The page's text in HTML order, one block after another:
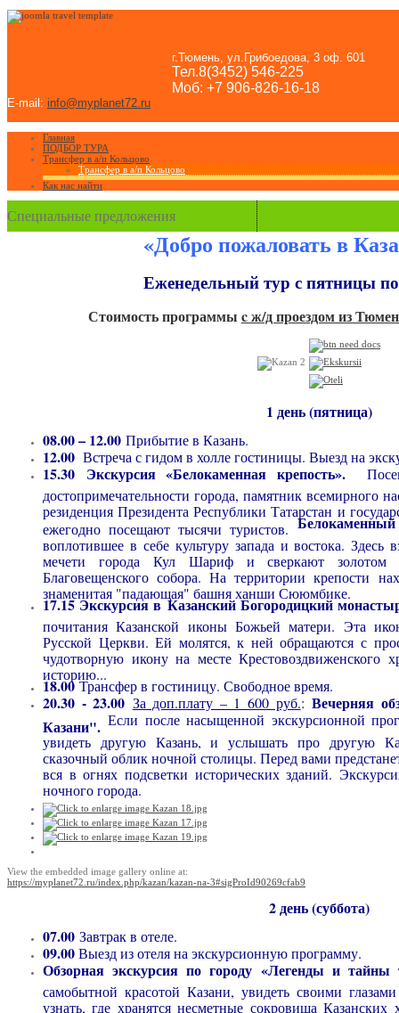
г.Тюмень, ул.Грибоедова, 3 оф. 601
Тел.8(3452) 546-225
Моб: +7 906-826-16-18
E-mail: info@myplanet72.ru
Главная
ПОДБОР ТУРА
Трансфер в а/п Кольцово
Трансфер в а/п Кольцово
Как нас найти
Специальные предложения
«Добро пожаловать в
Еженедельный тур с пятницы по
Стоимость программы c ж/д проездом из
1 день (пятница)
08.00 – 12.00 Прибытие в Казань.
12.00 Встреча с гидом в холле гостиницы. Выезд на
15.30 Экскурсия «Белокаменная крепость».
достопримечательности города, памятник
резиденция Президента Республики Татарстан и
ежегодно посещают тысячи туристов.
воплотившее в себе культуру запада и востока. Здесь
мечети города Кул Шариф и сверкают золотом
Благовещенского собора. На территории крепости
знаменитая "падающая" башня ханши Сююмбике.
17.15 Экскурсия в Казанский Богородицкий
почитания Казанской иконы Божьей матери. Эта
Русской Церкви. Ей молятся, к ней обращаются с
чудотворную икону на месте
историю...
18.00Трансфер в гостиницу. Свободное время.
20.30 - 23.00 За доп.плату – 1 600 руб.:Вечерняя
Казани".Если после насыщенной экскурсионной
увидеть другую Казань, и услышать про другую
сказочный облик ночной столицы. Перед вами
вся в огнях подсветки исторических зданий.
ночного города.
View the embedded image gallery online at:
https://myplanet72.ru/index.php/kazan/kazan-na-3#sigProId90269cfab9
2 день (суббота)
07.00 Завтрак в отеле.
09.00Выезд из отеля на экскурсионную программу.
Обзорная экскурсия по городу «Легенды и тайны
самобытной красотой Казани, увидеть своими
узнать, где хранятся несметные сокровища Казанских